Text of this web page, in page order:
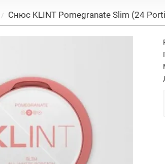
Снюс KLINT Pomegranate Slim (24